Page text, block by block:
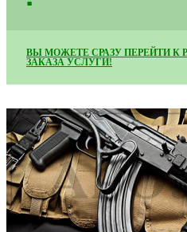
ВЫ МОЖЕТЕ СРАЗУ ПЕРЕЙТИ К
ЗАКАЗА УСЛУГИ!